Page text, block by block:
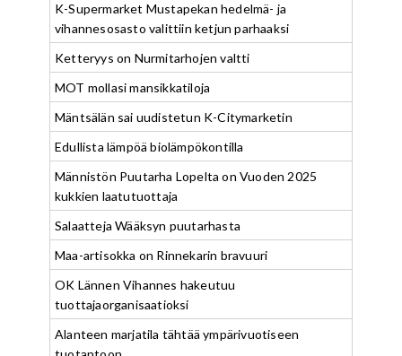
K-Supermarket Mustapekan hedelmä- ja
vihannesosasto valittiin ketjun parhaaksi
Ketteryys on Nurmitarhojen valtti
MOT mollasi mansikkatiloja
Mäntsälän sai uudistetun K-Citymarketin
Edullista lämpöä biolämpökontilla
Männistön Puutarha Lopelta on Vuoden 2025
kukkien laatutuottaja
Salaatteja Wääksyn puutarhasta
Maa-artisokka on Rinnekarin bravuuri
OK Lännen Vihannes hakeutuu
tuottajaorganisaatioksi
Alanteen marjatila tähtää ympärivuotiseen